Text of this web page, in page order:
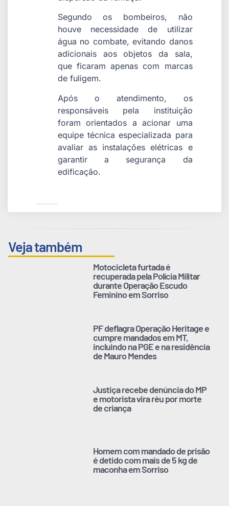
Segundo os bombeiros, não
houve necessidade de utilizar
água no combate, evitando danos
adicionais aos objetos da sala,
que ficaram apenas com marcas
de fuligem.
Após o atendimento, os
responsáveis pela instituição
foram orientados a acionar uma
equipe técnica especializada para
avaliar as instalações elétricas e
garantir a segurança da
edificação.
Veja também
Motocicleta furtada é
recuperada pela Polícia Militar
durante Operação Escudo
Feminino em Sorriso
PF deflagra Operação Heritage e
cumpre mandados em MT,
incluindo na PGE e na residência
de Mauro Mendes
Justiça recebe denúncia do MP
e motorista vira réu por morte
de criança
Homem com mandado de prisão
é detido com mais de 5 kg de
maconha em Sorriso